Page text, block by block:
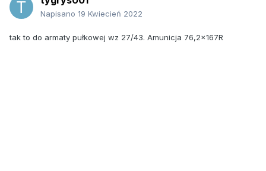
Napisano 19 Kwiecień 2022
tak to do armaty pułkowej wz 27/43. Amunicja 76,2x167R